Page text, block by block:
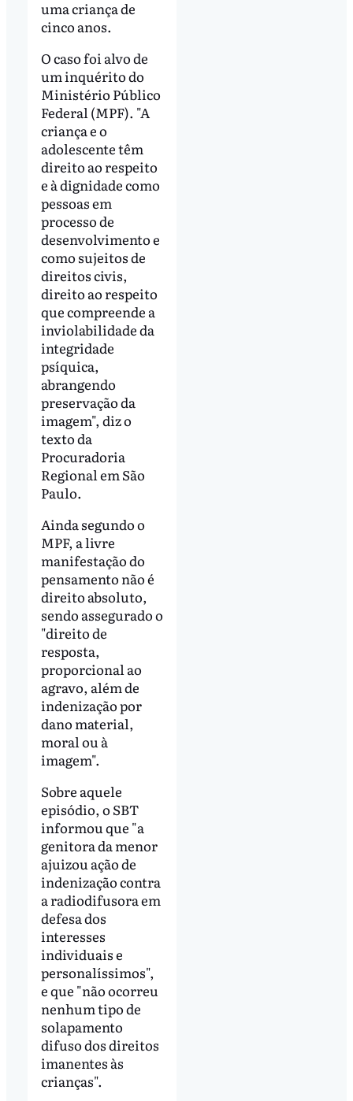
uma criança de
cinco anos.
O caso foi alvo de
um inquérito do
Ministério Público
Federal (MPF). "A
criança e o
adolescente têm
direito ao respeito
e à dignidade como
pessoas em
processo de
desenvolvimento e
como sujeitos de
direitos civis,
direito ao respeito
que compreende a
inviolabilidade da
integridade
psíquica,
abrangendo
preservação da
imagem", diz o
texto da
Procuradoria
Regional em São
Paulo.
Ainda segundo o
MPF, a livre
manifestação do
pensamento não é
direito absoluto,
sendo assegurado o
"direito de
resposta,
proporcional ao
agravo, além de
indenização por
dano material,
moral ou à
imagem".
Sobre aquele
episódio, o SBT
informou que "a
genitora da menor
ajuizou ação de
indenização contra
a radiodifusora em
defesa dos
interesses
individuais e
personalíssimos",
e que "não ocorreu
nenhum tipo de
solapamento
difuso dos direitos
imanentes às
crianças".